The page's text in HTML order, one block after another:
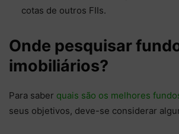
cotas de outros FIIs.
Onde pesquisar
imobiliários?
Para saber quais são os melhores
seus objetivos, deve-se considerar